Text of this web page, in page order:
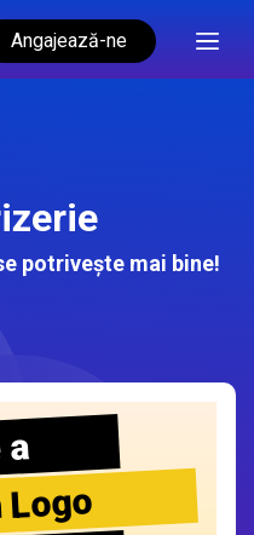
Angajează-ne
potrivește mai bine!
a